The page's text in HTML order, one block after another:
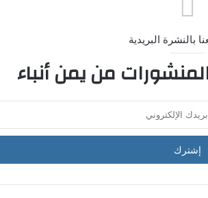
بالنشرة البريدية
من يمن أنباء